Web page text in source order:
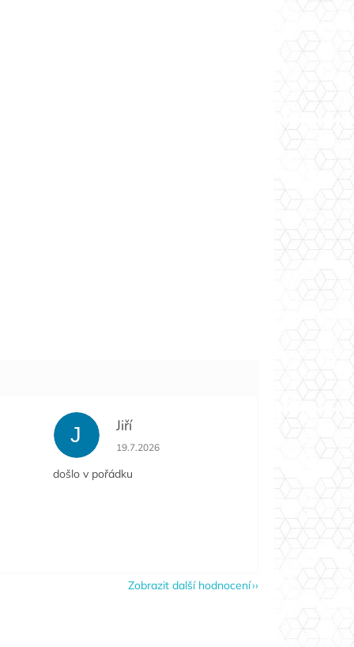
5 z 5 hvězdiček.
J Jiří
Hodnocení obchodu je 5 z 5 hvězdiček.
19.7.2026
došlo v pořádku
Zobrazit další hodnocení